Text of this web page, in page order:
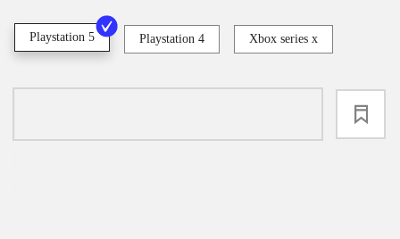
Playstation 5 Playstation 4 Xbox series x